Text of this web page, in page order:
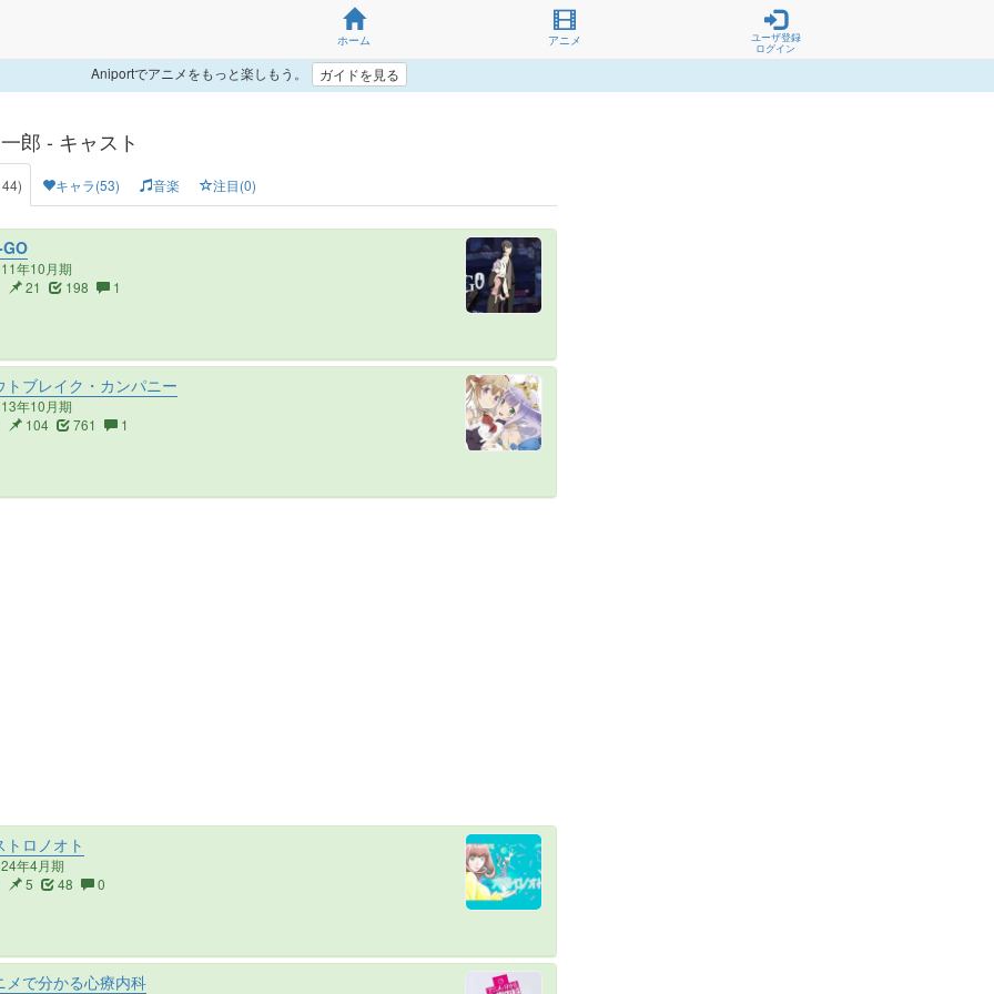
ホーム アニメ
ユーザ登録
ログイン
Aniportでアニメをもっと楽しもう。 ガイドを見る
郎 - キャスト
キャラ(53) 音楽 注目(0)
年10月期
21 198 1
ブレイク・カンパニー
年10月期
104 761 1
ロノオト
年4月期
5 48 0
で分かる心療内科